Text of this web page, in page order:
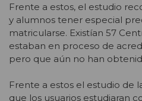
Frente a estos, el estudio
y alumnos tener especial
matricularse. Existían 57
estaban en proceso de
pero que aún no han
Frente a estos el estudio de
que los usuarios estudiaran